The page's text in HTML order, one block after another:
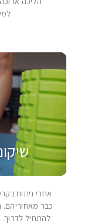
אחרי ניתוח
כבר מאחוריהם.
להתחיל